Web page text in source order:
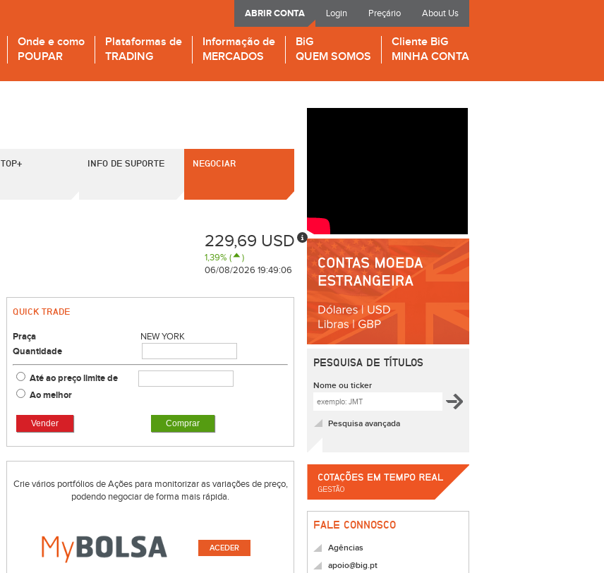
Login Preçário About Us
ABRIR CONTA
Onde e como
POUPAR
Plataformas de
TRADING
Informação de
MERCADOS
BiG
QUEM SOMOS
Cliente BiG
MINHA CONTA
TOP+ INFO DE SUPORTE NEGOCIAR
229,69 USD
1,39% (
)
06/08/2026 19:49:06
QUICK TRADE
Praça
NEW YORK
Quantidade
Até ao preço limite de
Ao melhor
Vender Comprar
Crie vários portfólios de Ações para monitorizar as variações de preço,
podendo negociar de forma mais rápida.
ACEDER
PESQUISA DE TÍTULOS
Nome ou ticker
Pesquisa avançada
FALE CONNOSCO
Agências
apoio@big.pt